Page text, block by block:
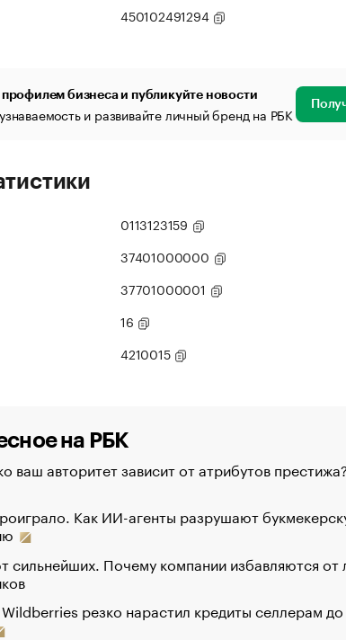
450102491294
профилем бизнеса и публикуйте новости
и развивайте личный бренд на РБК
0113123159
37401000000
37701000001
16
4210015
на РБК
ваш авторитет зависит от атрибутов
Как ИИ-агенты разрушают
сильнейших. Почему компании избавляются от
резко нарастил кредиты селлерам до